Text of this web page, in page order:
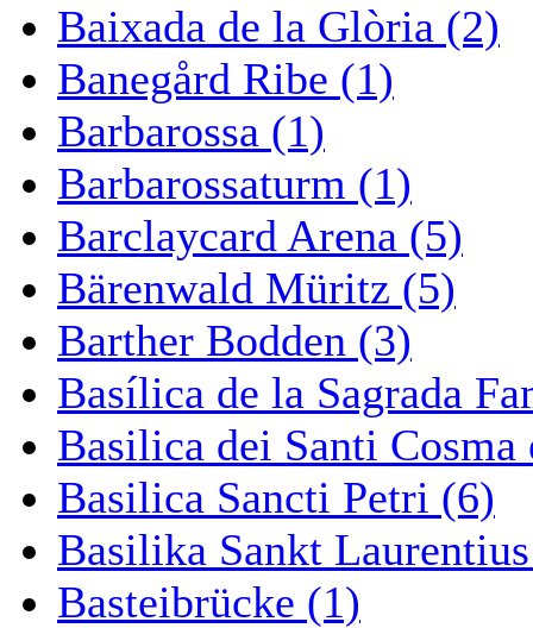
Baixada de la Glòria (2)
Banegård Ribe (1)
Barbarossa (1)
Barbarossaturm (1)
Barclaycard Arena (5)
Bärenwald Müritz (5)
Barther Bodden (3)
Basílica de la Sagrada
Basilica dei Santi
Basilica Sancti Petri (6)
Basilika Sankt
Basteibrücke (1)